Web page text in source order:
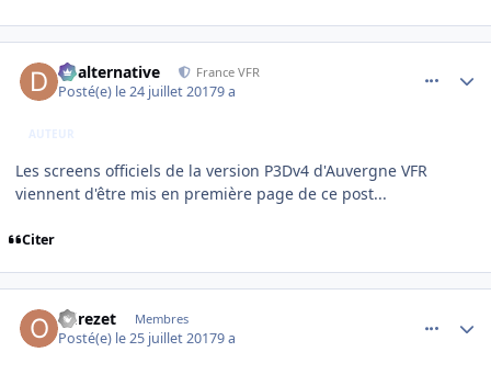
dbalternative France VFR
Posté(e) le 24 juillet 20179 a
AUTEUR
Les screens officiels de la version P3Dv4 d'Auvergne VFR
viennent d'être mis en première page de ce post...
Citer
odrezet Membres
Posté(e) le 25 juillet 20179 a